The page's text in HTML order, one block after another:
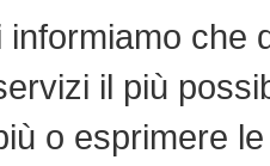
informiamo che
il più
o esprimere